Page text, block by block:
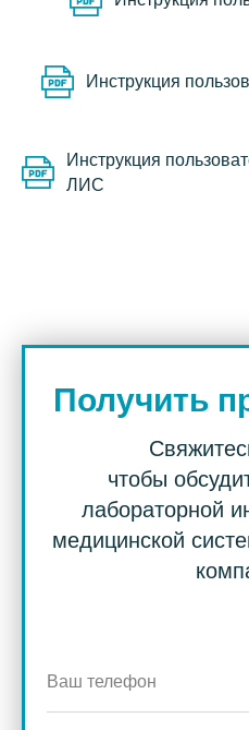
Инструкция
Инструкция
ЛИС
Получить
чтобы
лабораторной
медицинской